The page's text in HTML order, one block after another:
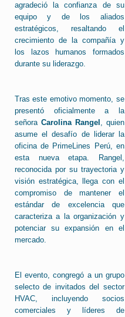
agradeció la confianza de su
equipo y de los aliados
estratégicos, resaltando el
crecimiento de la compañía y
los lazos humanos formados
durante su liderazgo.
Tras este emotivo momento, se
presentó oficialmente a la
señora Carolina Rangel , quien
asume el desafío de liderar la
oficina de PrimeLines Perú, en
esta nueva etapa. Rangel,
reconocida por su trayectoria y
visión estratégica, llega con el
compromiso de mantener el
estándar de excelencia que
caracteriza a la organización y
potenciar su expansión en el
mercado.
El evento, congregó a un grupo
selecto de invitados del sector
HVAC, incluyendo socios
comerciales y líderes de